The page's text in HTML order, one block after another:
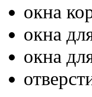
окна
окна
окна